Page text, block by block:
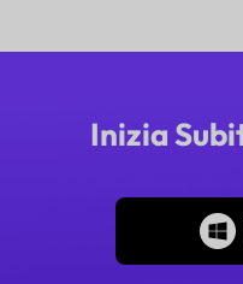
Inizia